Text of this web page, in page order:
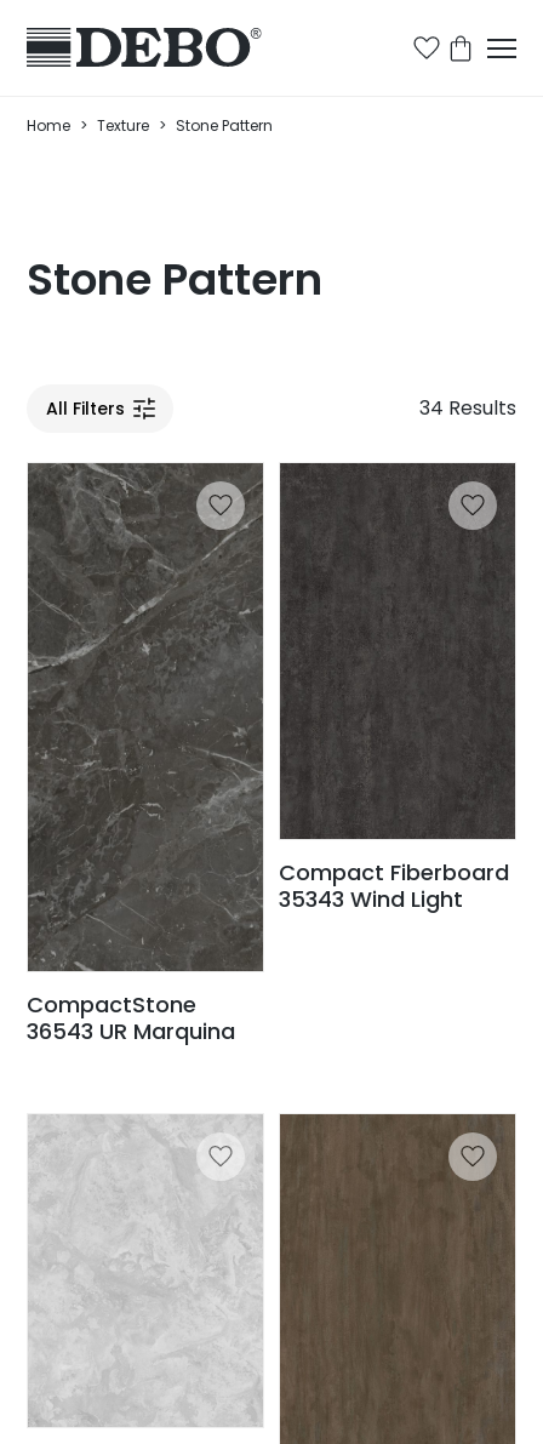
Home > Texture > Stone Pattern
Stone Pattern
All Filters 34 Results
CompactStone
36543 UR Marquina
Compact Fiberboard
35343 Wind Light